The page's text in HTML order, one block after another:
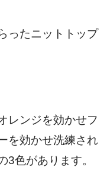
ったニットトップ
レンジを効かせフ
を効かせ洗練され
3色があります。